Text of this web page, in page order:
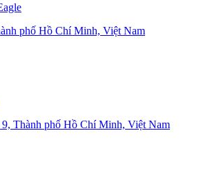
phố Hồ Chí Minh, Việt Nam
Thành phố Hồ Chí Minh, Việt Nam